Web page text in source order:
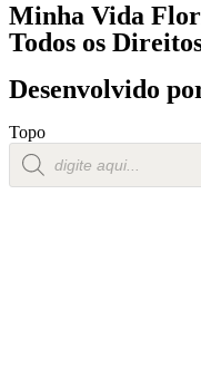
Minha Vida
Todos os
Desenvolvido
Topo